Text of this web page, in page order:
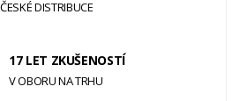
DISTRIBUCE
17 LET ZKUŠENOSTÍ
V OBORU NA TRHU